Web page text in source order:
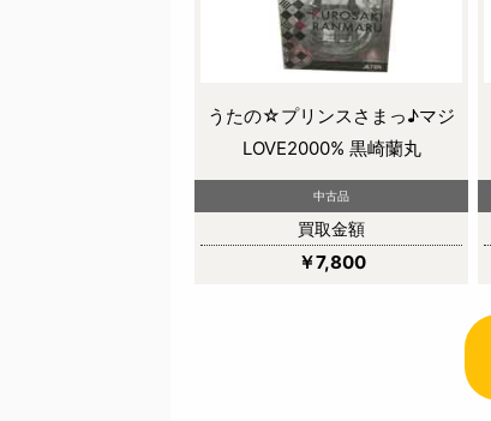
うたの☆プリンスさまっ♪マジ
LOVE2000% 黒崎蘭丸
中古品
買取金額
￥7,800